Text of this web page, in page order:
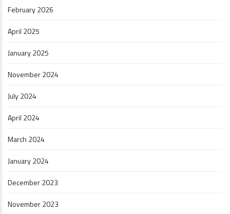
February 2026
April 2025
January 2025
November 2024
July 2024
April 2024
March 2024
January 2024
December 2023
November 2023